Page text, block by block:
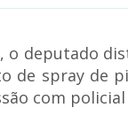
o deputado
de spray de
com